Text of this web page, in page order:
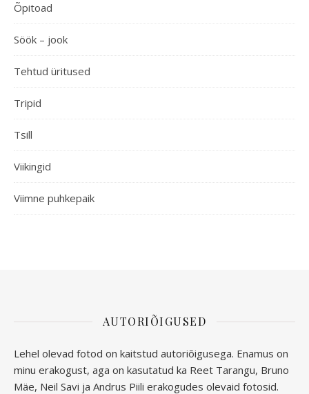
Õpitoad
Söök – jook
Tehtud üritused
Tripid
Tsill
Viikingid
Viimne puhkepaik
AUTORIÕIGUSED
Lehel olevad fotod on kaitstud autoriõigusega. Enamus on
minu erakogust, aga on kasutatud ka Reet Tarangu, Bruno
Mäe, Neil Savi ja Andrus Piili erakogudes olevaid fotosid.